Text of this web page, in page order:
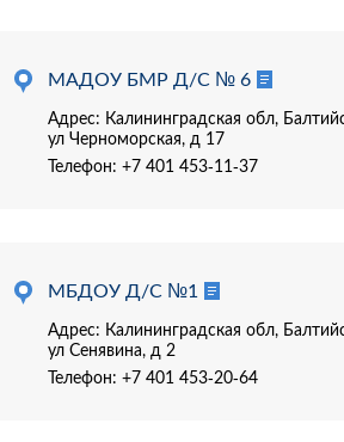
МАДОУ БМР Д/С № 6
Адрес: Калининградская обл,
ул Черноморская, д 17
Телефон: +7 401 453-11-37
МБДОУ Д/С №1
Адрес: Калининградская обл,
ул Сенявина, д 2
Телефон: +7 401 453-20-64